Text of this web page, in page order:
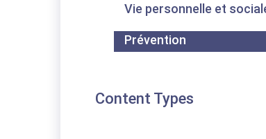
Vie personnelle et
Prévention
Content Types